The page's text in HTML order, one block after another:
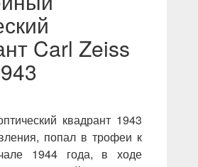
Carl Zeiss
квадрант 1943
попал в трофеи к
1944 года, в ходе